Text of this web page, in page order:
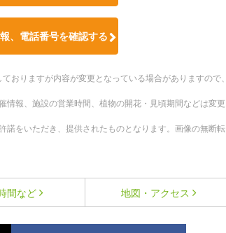
、電話番号を確認する
りますが内容が変更となっている場合がありますので、
報、施設の営業時間、植物の開花・見頃期間などは変更
をいただき、提供されたものとなります。画像の無断転
間など 地図・アクセス